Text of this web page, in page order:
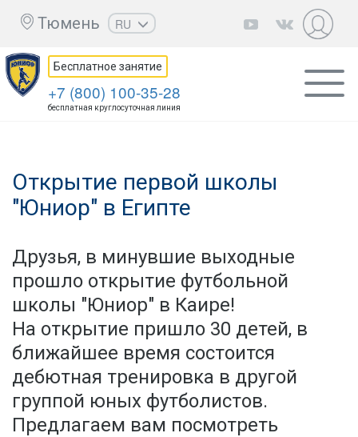
Тюмень
RU
EN
UZ
KZ
Бесплатное занятие
+7 (800) 100-35-28
бесплатная круглосуточная линия
Открытие первой школы
"Юниор" в Египте
Друзья, в минувшие выходные
прошло открытие футбольной
школы "Юниор" в Каире!
На открытие пришло 30 детей, в
ближайшее время состоится
дебютная тренировка в другой
группой юных футболистов.
Предлагаем вам посмотреть